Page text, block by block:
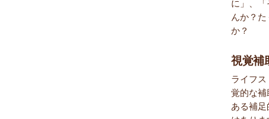
に」、
んか？
か？
視覚補
ライフ
覚的な
ある補